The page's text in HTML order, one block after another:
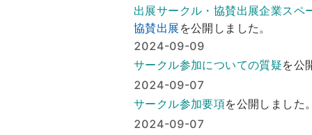
出展サークル・協賛出展企業スペ
協賛出展 を公開しました。
2024-09-09
サークル参加についての質疑を公
2024-09-07
サークル参加要項を公開しました
2024-09-07